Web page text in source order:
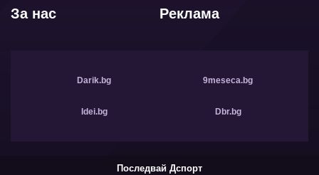
Реклама
За нас
Darik.bg 9meseca.bg
Idei.bg Dbr.bg
Последвай Дспорт